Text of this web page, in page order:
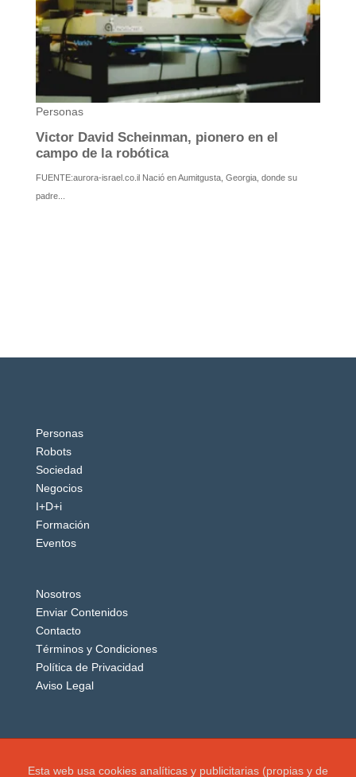
Personas
Robots
Sociedad
Negocios
I+D+i
Formación
Eventos
Nosotros
Enviar Contenidos
Contacto
Términos y Condiciones
Política de Privacidad
Aviso Legal
Esta web usa cookies analíticas y publicitarias (propias y de